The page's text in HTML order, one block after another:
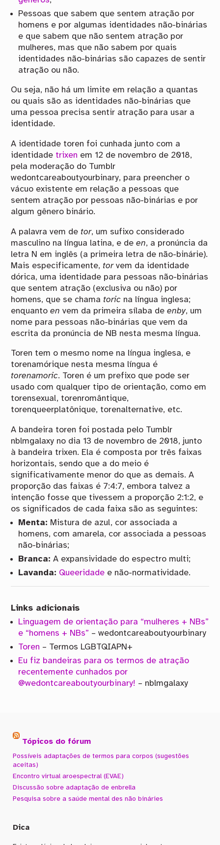
Pessoas que sabem que sentem atração por
homens e por algumas identidades não-binárias
e que sabem que não sentem atração por
mulheres, mas que não sabem por quais
identidades não-binárias são capazes de sentir
atração ou não.
Ou seja, não há um limite em relação a quantas
ou quais são as identidades não-binárias que
uma pessoa precisa sentir atração para usar a
identidade.
A identidade toren foi cunhada junto com a
identidade trixen em 12 de novembro de 2018,
pela moderação do Tumblr
wedontcareaboutyourbinary, para preencher o
vácuo existente em relação a pessoas que
sentem atração por pessoas não-binárias e por
algum gênero binário.
A palavra vem de tor, um sufixo considerado
masculino na língua latina, e deen, a pronúncia da
letra N em inglês (a primeira letra de não-binárie).
Mais especificamente, torvem da identidade
dórica, uma identidade para pessoas não-binárias
que sentem atração (exclusiva ou não) por
homens, que se chama toric na língua inglesa;
enquantoen vem da primeira sílaba deenby, um
nome para pessoas não-binárias que vem da
escrita da pronúncia de NB nesta mesma língua.
Toren tem o mesmo nome na língua inglesa, e
torenamórique nesta mesma língua é
torenamoric. Toren é um prefixo que pode ser
usado com qualquer tipo de orientação, como em
torensexual, torenromântique,
torenqueerplatônique, torenalternative, etc.
A bandeira toren foi postada pelo Tumblr
nblmgalaxy no dia 13 de novembro de 2018, junto
à bandeira trixen. Ela é composta por três faixas
horizontais, sendo que a do meio é
significativamente menor do que as demais. A
proporção das faixas é 7:4:7, embora talvez a
intenção fosse que tivessem a proporção 2:1:2, e
os significados de cada faixa são as seguintes:
Menta: Mistura de azul, cor associada a
homens, com amarela, cor associada a pessoas
não-binárias;
Branca: A expansividade do espectro multi;
Lavanda: Queeridade e não-normatividade.
Links adicionais
Linguagem de orientação para “mulheres + NBs”
e “homens + NBs” – wedontcareaboutyourbinary
Toren – Termos LGBTQIAPN+
Eu fiz bandeiras para os termos de atração
recentemente cunhados por
@wedontcareaboutyourbinary! – nblmgalaxy
Tópicos do fórum
Possíveis adaptações de termos para corpos (sugestões
aceitas)
Encontro virtual aroespectral (EVAE)
Discussão sobre adaptação de enbrella
Pesquisa sobre a saúde mental des não bináries
Dica